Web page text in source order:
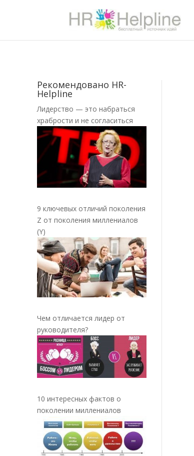
Рекомендовано HR-
Helpline
Лидерство — это набраться
храбрости и не согласиться
9 ключевых отличий поколения
Z от поколения миллениалов
(Y)
Чем отличается лидер от
руководителя?
10 интересных фактов о
поколении миллениалов